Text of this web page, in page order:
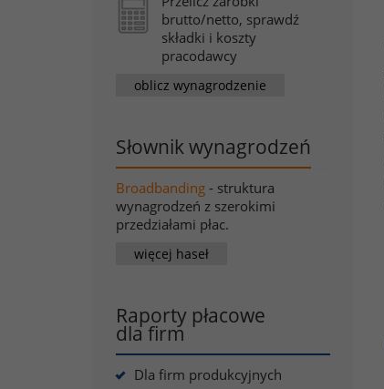
brutto/netto, sprawdź
składki i koszty
pracodawcy
oblicz wynagrodzenie
Słownik wynagrodzeń
Broadbanding - struktura
wynagrodzeń z szerokimi
przedziałami płac.
więcej haseł
Raporty płacowe
dla firm
Dla firm produkcyjnych